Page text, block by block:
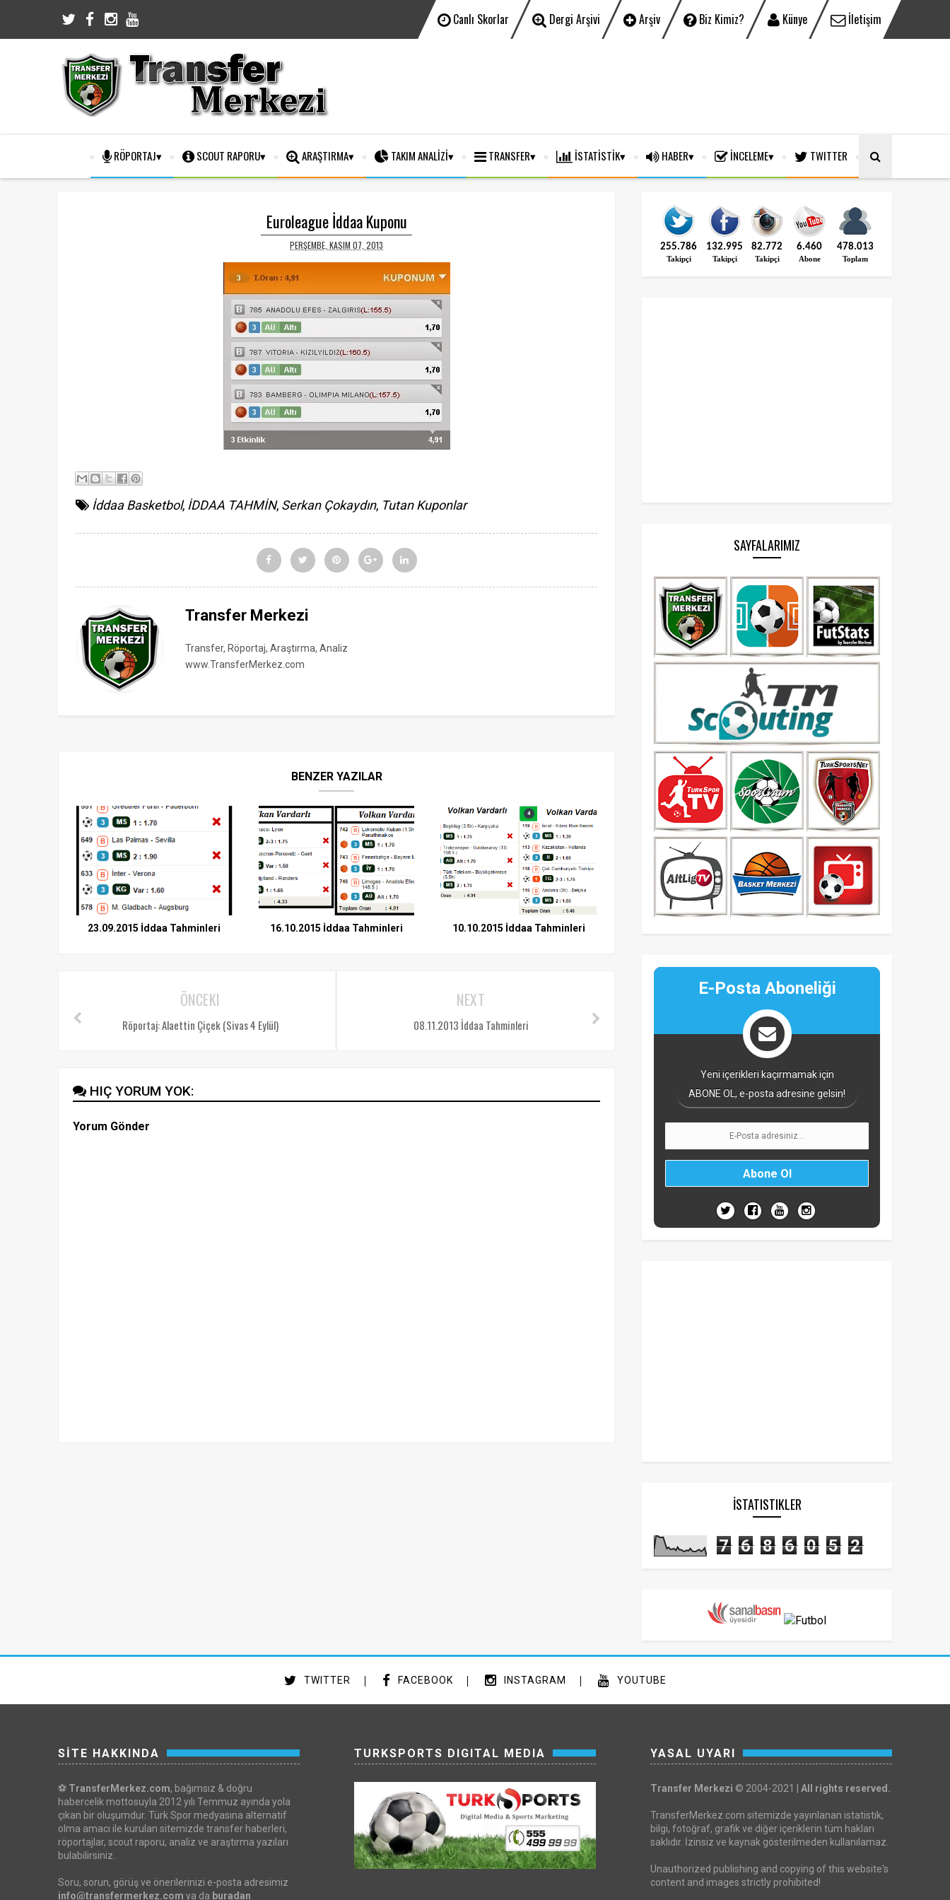
Canlı Skorlar Dergi Arşivi Arşiv Biz Kimiz? Künye İletişim
RÖPORTAJ SCOUT RAPORU ARAŞTIRMA TAKIM ANALİZİ TRANSFER İSTATİSTİK HABER İNCELEME TWITTER
Euroleague İddaa Kuponu
PERŞEMBE, KASIM 07, 2013
İddaa Basketbol, İDDAA TAHMİN, Serkan Çokaydın, Tutan Kuponlar
Transfer Merkezi
Transfer, Röportaj, Araştırma, Analiz
www.TransferMerkez.com
BENZER YAZILAR
23.09.2015 İddaa Tahminleri 16.10.2015 İddaa Tahminleri 10.10.2015 İddaa Tahminleri
NEXT
08.11.2013 İddaa Tahminleri
ÖNCEKI
Röportaj: Alaettin Çiçek (Sivas 4 Eylül)
HIÇ YORUM YOK:
Yorum Gönder
255.786
Takipçi
132.995
Takipçi
82.772
Takipçi
6.460
Abone
478.013
Toplam
SAYFALARIMIZ
E-Posta Aboneliği
Yeni içerikleri kaçırmamak için
ABONE OL, e-posta adresine gelsin!
İSTATISTIKLER
7 6 8 6 0 5 2
TWITTER FACEBOOK INSTAGRAM YOUTUBE
SİTE HAKKINDA
⚽ TransferMerkez.com, bağımsız & doğru
habercelik mottosuyla 2012 yılı Temmuz ayında yola
çıkan bir oluşumdur. Türk Spor medyasına alternatif
olma amacı ile kurulan sitemizde transfer haberleri,
röportajlar, scout raporu, analiz ve araştırma yazıları
bulabilirsiniz.
Soru, sorun, görüş ve önerilerinizi e-posta adresimiz
info@transfermerkez.com ya da buradan
TURKSPORTS DIGITAL MEDIA YASAL UYARI
Transfer Merkezi © 2004-2021 | All rights reserved.
TransferMerkez.com sitemizde yayınlanan istatistik,
bilgi, fotoğraf, grafik ve diğer içeriklerin tüm hakları
saklıdır. İzinsiz ve kaynak gösterilmeden kullanılamaz.
Unauthorized publishing and copying of this website's
content and images strictly prohibited!